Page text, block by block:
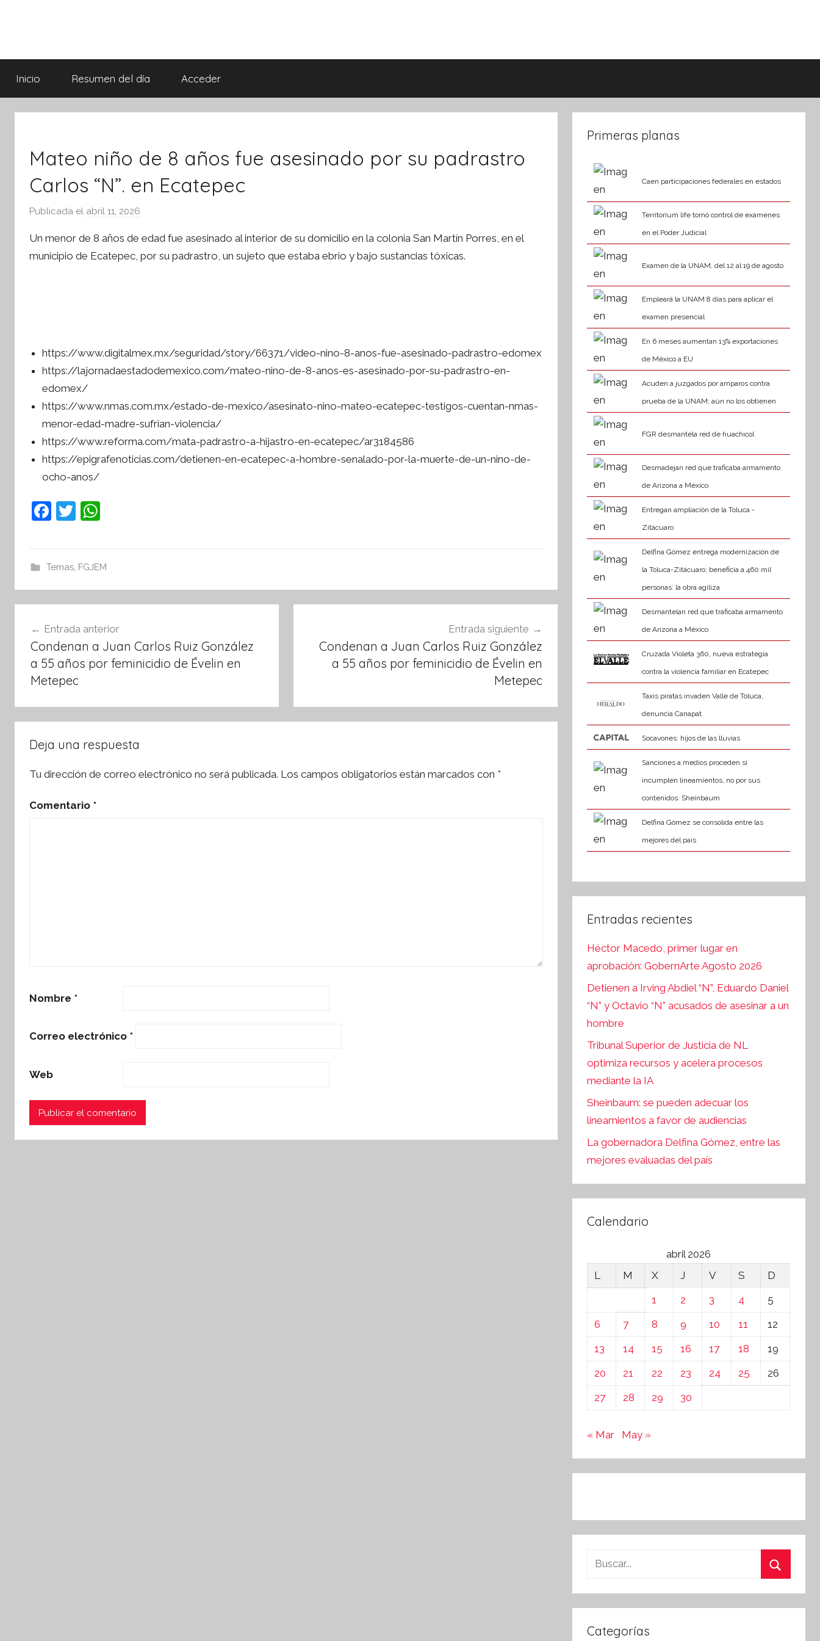
Informativa
Inicio Resumen del día Acceder
Mateo niño de 8 años fue asesinado por su padrastro
Carlos “N”. en Ecatepec
Publicada el abril 11, 2026
r
S
i
s
m
Un menor de 8 años de edad fue asesinado al interior de su domicilio en la colonia San Martín Porres, en el
municipio de Ecatepec, por su padrastro, un sujeto que estaba ebrio y bajo sustancias tóxicas.
https://www.digitalmex.mx/seguridad/story/66371/video-nino-8-anos-fue-asesinado-padrastro-edomex
https://lajornadaestadodemexico.com/mateo-nino-de-8-anos-es-asesinado-por-su-padrastro-en-
edomex/
https://www.nmas.com.mx/estado-de-mexico/asesinato-nino-mateo-ecatepec-testigos-cuentan-nmas-
menor-edad-madre-sufrian-violencia/
https://www.reforma.com/mata-padrastro-a-hijastro-en-ecatepec/ar3184586
https://epigrafenoticias.com/detienen-en-ecatepec-a-hombre-senalado-por-la-muerte-de-un-nino-de-
ocho-anos/
F
e
b
o
o
k
T
er s
A
p
p
Temas, FGJEM
de
entradas
Entrada anterior
Condenan a Juan Carlos Ruiz González
a 55 años por feminicidio de Évelin en
Metepec
Entrada siguiente
Condenan a Juan Carlos Ruiz González
a 55 años por feminicidio de Évelin en
Metepec
Deja una respuesta
Tu dirección de correo electrónico no será publicada. Los campos obligatorios están marcados con *
Comentario *
Nombre *
Correo electrónico *
Web
Primeras planas
Caen participaciones federales en estados
Territorium life tomó control de exámenes
en el Poder Judicial
Examen de la UNAM, del 12 al 19 de agosto
Empleará la UNAM 8 días para aplicar el
examen presencial
En 6 meses aumentan 13% exportaciones
de México a EU
Acuden a juzgados por amparos contra
prueba de la UNAM; aún no los obtienen
FGR desmantela red de huachicol
Desmadejan red que traficaba armamento
de Arizona a México
Entregan ampliación de la Toluca -
Zitácuaro
Delfina Gómez entrega modernización de
la Toluca-Zitácuaro; beneficia a 460 mil
personas: la obra agiliza
Desmantelan red que traficaba armamento
de Arizona a México
Cruzada Violeta 360, nueva estrategia
contra la violencia familiar en Ecatepec
Taxis piratas invaden Valle de Toluca,
denuncia Canapat
Socavones: hijos de las lluvias
Sanciones a medios proceden si
incumplen lineamientos, no por sus
contenidos: Sheinbaum
Delfina Gómez se consolida entre las
mejores del país
Entradas recientes
Héctor Macedo, primer lugar en
aprobación: GobernArte Agosto 2026
Detienen a Irving Abdiel “N”, Eduardo Daniel
“N” y Octavio “N” acusados de asesinar a un
hombre
Tribunal Superior de Justicia de NL
optimiza recursos y acelera procesos
mediante la IA
Sheinbaum: se pueden adecuar los
lineamientos a favor de audiencias
La gobernadora Delfina Gómez, entre las
mejores evaluadas del país
Calendario
abril 2026
L
M X J V S
D
1
2 3 4
5
6
7 8 9 10 11
12
13
14 15 16 17 18
19
20
21 22 23 24 25
26
27
28 29 30
« Mar May »
Buscar:
Categorías